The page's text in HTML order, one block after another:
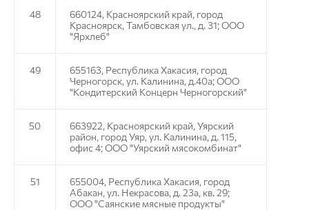
48
660124, Красноярский край, город
Красноярск, Тамбовская ул., д. 31; ООО
"Ярхлеб"
49
655163, Республика Хакасия, город
Черногорск, ул. Калинина, д.40а; ООО
"Кондитерский Концерн Черногорский"
50
663922, Красноярский край, Уярский
район, город Уяр, ул. Калинина, д. 115,
офис 4; ООО "Уярский мясокомбинат"
51
655004, Республика Хакасия, город
Абакан, ул. Некрасова, д. 23а, кв. 29;
ООО "Саянские мясные продукты"